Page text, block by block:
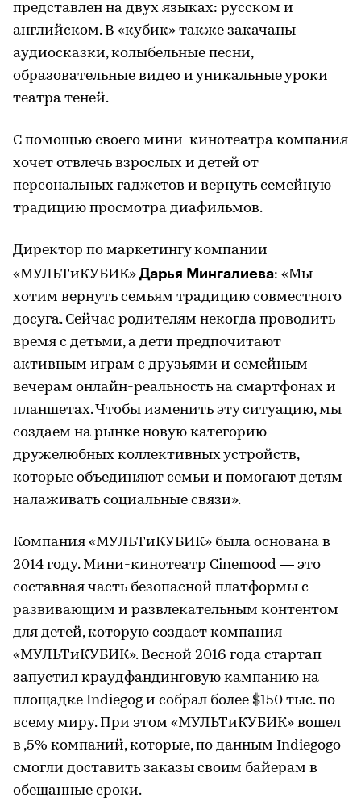
представлен на двух языках: русском и
английском. В «кубик» также закачаны
аудиосказки, колыбельные песни,
образовательные видео и уникальные уроки
театра теней.
С помощью своего мини-кинотеатра компания
хочет отвлечь взрослых и детей от
персональных гаджетов и вернуть семейную
традицию просмотра диафильмов.
Директор по маркетингу компании
«МУЛЬТиКУБИК» Дарья Мингалиева: «Мы
хотим вернуть семьям традицию совместного
досуга. Сейчас родителям некогда проводить
время с детьми, а дети предпочитают
активным играм с друзьями и семейным
вечерам онлайн-реальность на смартфонах и
планшетах. Чтобы изменить эту ситуацию, мы
создаем на рынке новую категорию
дружелюбных коллективных устройств,
которые объединяют семьи и помогают детям
налаживать социальные связи».
Компания «МУЛЬТиКУБИК» была основана в
2014 году. Мини-кинотеатр Cinemood — это
составная часть безопасной платформы с
развивающим и развлекательным контентом
для детей, которую создает компания
«МУЛЬТиКУБИК». Весной 2016 года стартап
запустил краудфандинговую кампанию на
площадке Indiegog и собрал более $150 тыс. по
всему миру. При этом «МУЛЬТиКУБИК» вошел
в ,5% компаний, которые, по данным Indiegogo
смогли доставить заказы своим байерам в
обещанные сроки.